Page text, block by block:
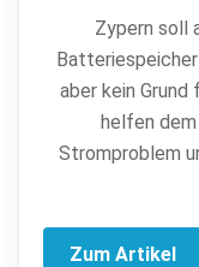
Zypern soll
aber kein
helfen
Stromproblem
Zum Artikel